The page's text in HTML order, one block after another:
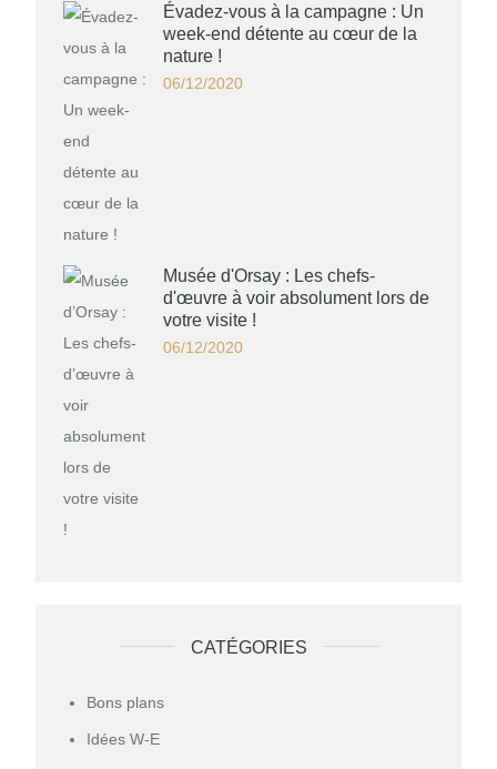
Évadez-vous à la campagne : Un
week-end détente au cœur de la
nature !
06/12/2020
Musée d'Orsay : Les chefs-
d'œuvre à voir absolument lors de
votre visite !
06/12/2020
CATÉGORIES
Bons plans
Idées W-E